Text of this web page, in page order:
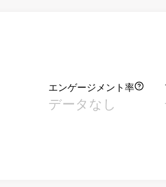
エンゲージメント率
データなし